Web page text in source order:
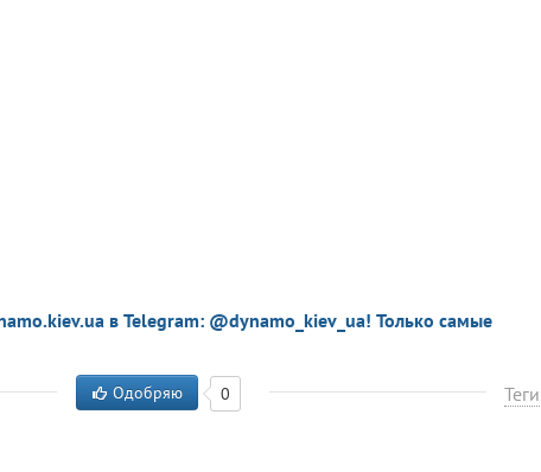
в Telegram: @dynamo_kiev_ua! Только самые
Теги
Одобряю 0